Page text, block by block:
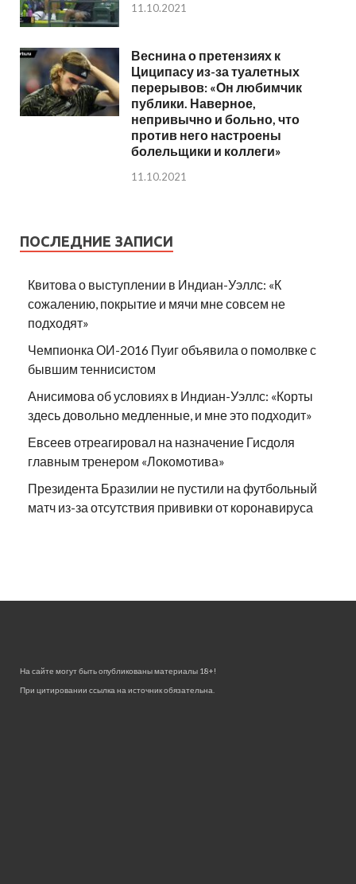
11.10.2021
Веснина о претензиях к
Циципасу из-за туалетных
перерывов: «Он любимчик
публики. Наверное,
непривычно и больно, что
против него настроены
болельщики и коллеги»
11.10.2021
ПОСЛЕДНИЕ ЗАПИСИ
Квитова о выступлении в Индиан-Уэллс: «К
сожалению, покрытие и мячи мне совсем не
подходят»
Чемпионка ОИ-2016 Пуиг объявила о помолвке с
бывшим теннисистом
Анисимова об условиях в Индиан-Уэллс: «Корты
здесь довольно медленные, и мне это подходит»
Евсеев отреагировал на назначение Гисдоля
главным тренером «Локомотива»
Президента Бразилии не пустили на футбольный
матч из-за отсутствия прививки от коронавируса
На сайте могут быть опубликованы материалы 18+!
При цитировании ссылка на источник обязательна.